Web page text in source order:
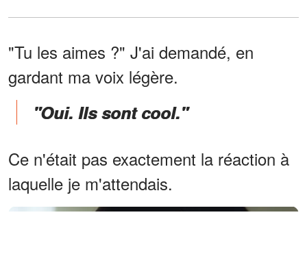
"Tu les aimes ?" J'ai demandé, en
gardant ma voix légère.
"Oui. Ils sont cool."
Ce n'était pas exactement la réaction à
laquelle je m'attendais.